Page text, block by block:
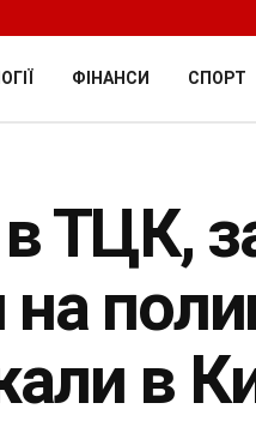
ФІНАНСИ СПОРТ
ТЦК,
в